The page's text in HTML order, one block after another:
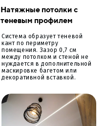
Натяжные потолки с
теневым профилем
Система образует теневой
кант по периметру
помещения. Зазор 0,7 см
между потолком и стеной не
нуждается в дополнительной
маскировке багетом или
декоративной вставкой.